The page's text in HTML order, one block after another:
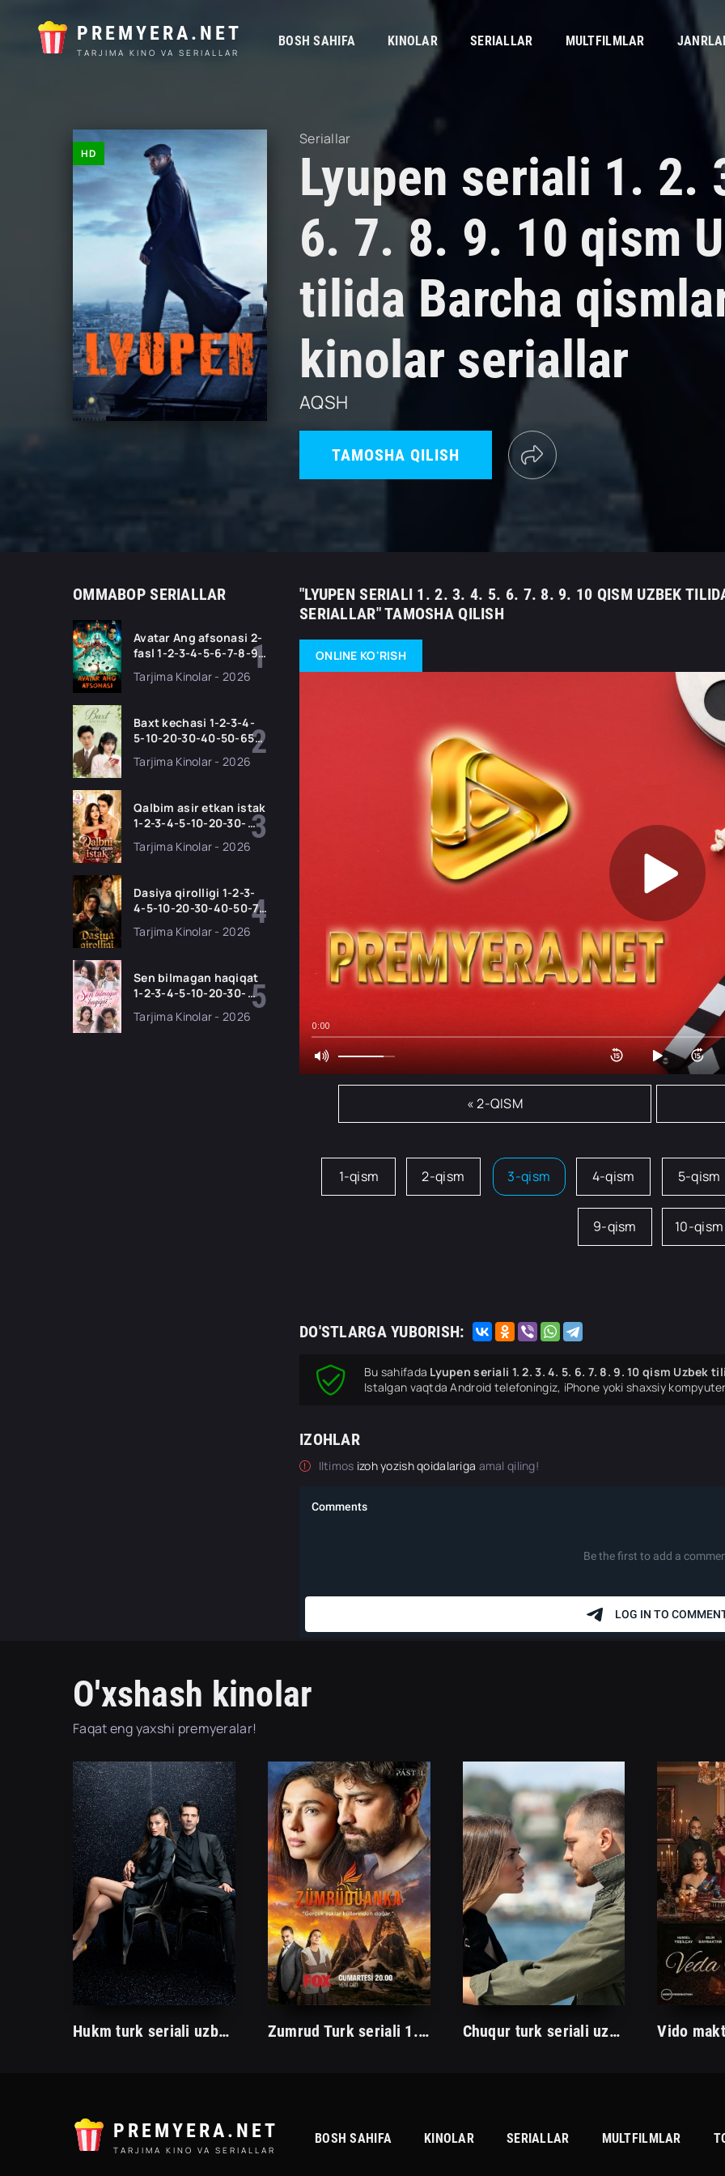
PREMYERA.NET
TARJIMA KINO VA SERIALLAR
BOSH SAHIFA KINOLAR SERIALLAR MULTFILMLAR
HD
Seriallar
Lyupen seriali 1. 2.
6. 7. 8. 9. 10 qism
tilida Barcha
kinolar seriallar
AQSH
TAMOSHA QILISH
OMMABOP SERIALLAR
Avatar Ang afsonasi 2-
fasl 1-2-3-4-5-6-7-8-9-
Barcha qismlari Uzbek
Tarjima Kinolar - 2026
Baxt kechasi 1-2-3-4-
5-10-20-30-40-50-65
seriali uzbek tilida
Tarjima Kinolar - 2026
Qalbim asir etkan istak
1-2-3-4-5-10-20-30-
50-60-70-80-90 Qism
drama koreya seriali
skachat
Tarjima Kinolar - 2026
Dasiya qirolligi 1-2-3-
4-5-10-20-30-40-50-70
seriali uzbek tilida
Tarjima Kinolar - 2026
Sen bilmagan haqiqat
1-2-3-4-5-10-20-30-
50-60-70-80-90 Qism
drama koreya seriali
Tarjima Kinolar - 2026
"LYUPEN SERIALI 1. 2. 3. 4. 5. 6. 7. 8. 9. 10 QISM UZBEK
SERIALLAR" TAMOSHA QILISH
ONLINE KO'RISH
0:00
« 2-QISM
1-qism 2-qism 3-qism 4-qism 5-qism
9-qism 10-qism
DO'STLARGA YUBORISH:
Bu sahifada Lyupen seriali 1. 2. 3. 4. 5. 6. 7. 8. 9. 10 qism
Istalgan vaqtda Android telefoningiz, iPhone yoki shaxsiy
IZOHLAR
Iltimos izoh yozish qoidalariga amal qiling!
O'xshash kinolar
Faqat eng yaxshi premyeralar!
Hukm turk seriali uzbek tilida /Хукм турк сериали ўзбек тилида/ 203. 204. 205. 206. 207. 208. 209. 210. 211. 212. 213. 214. 215 barcha qismlari. Zumrud Turk seriali 1. 2. 3. 35. 36. 37. 38. 39. 40. 41. 42. 43. 44. 45. 46. 47. 48. 49. 50 Qism Uzbek tilida Barcha qismlar Chuqur turk seriali uzbek tilida /Чукур турк сериали ўзбек тилида/ 1. 2. 3. 10. 20. 30. 40. 50. 60. 70. 80. 90. 100. 150. 200 barcha qismlar
PREMYERA.NET
TARJIMA KINO VA SERIALLAR
BOSH SAHIFA KINOLAR SERIALLAR MULTFILMLAR